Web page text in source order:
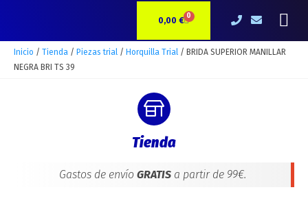
0,00 € 0CARRITO
Inicio / Tienda / Piezas trial / Horquilla Trial / BRIDA SUPERIOR MANILLAR
NEGRA BRI TS 39
Tienda
Gastos de envío GRATISa partir de 99€.